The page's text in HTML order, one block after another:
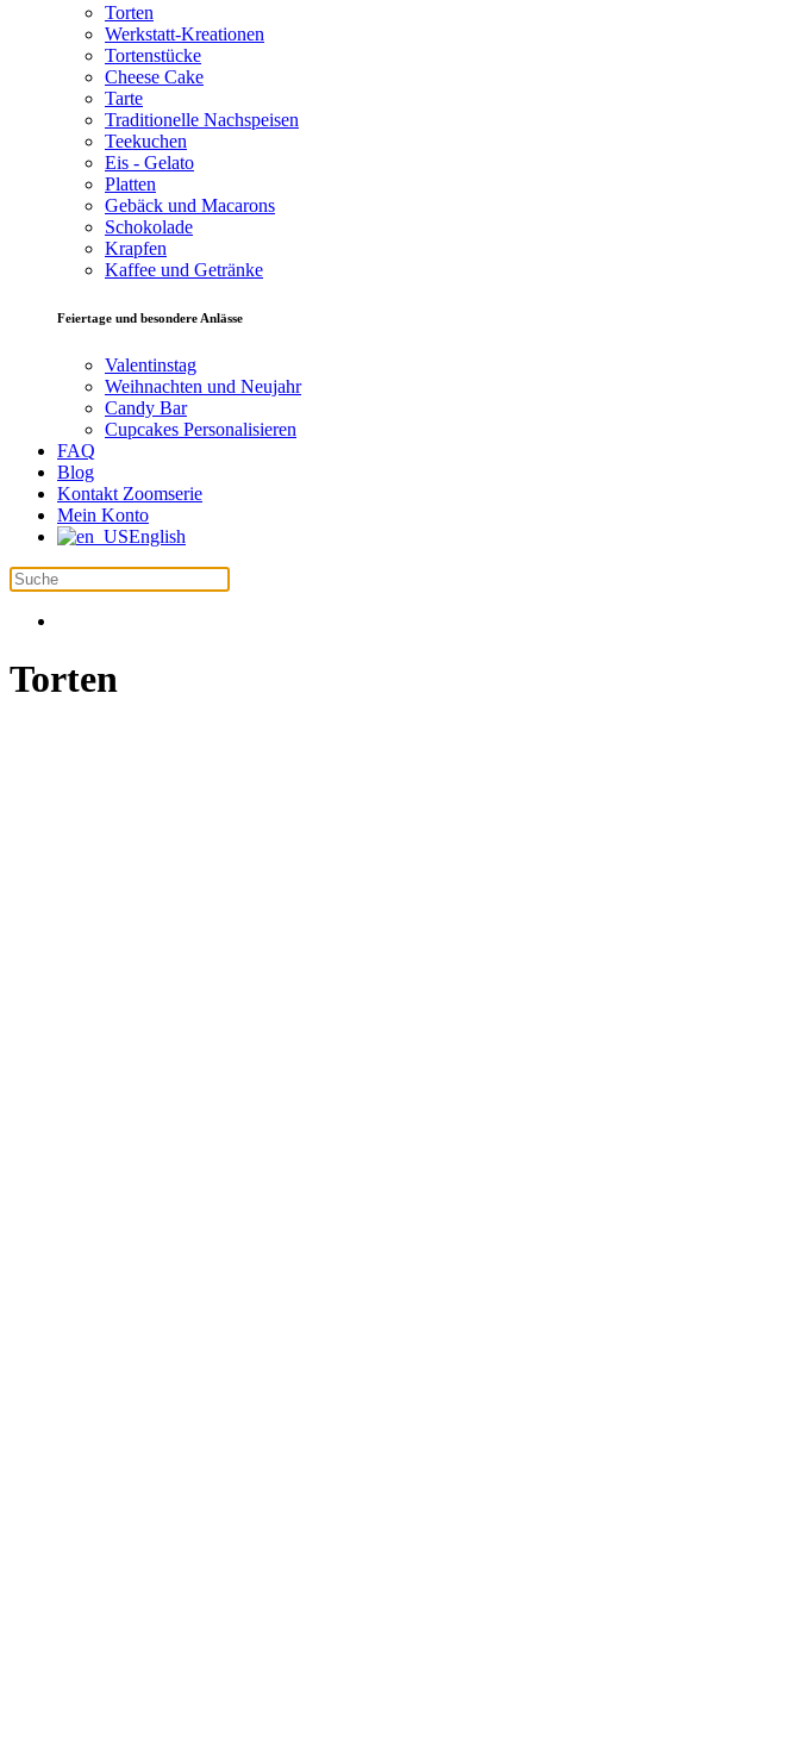
Torten
Werkstatt-Kreationen
Tortenstücke
Cheese Cake
Tarte
Traditionelle Nachspeisen
Teekuchen
Eis - Gelato
Platten
Gebäck und Macarons
Schokolade
Krapfen
Kaffee und Getränke
Feiertage und besondere Anlässe
Valentinstag
Weihnachten und Neujahr
Candy Bar
Cupcakes Personalisieren
FAQ
Blog
Kontakt Zoomserie
Mein Konto
English
Torten